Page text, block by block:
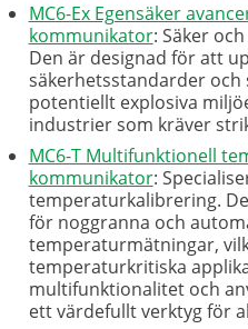
MC6-Ex Egensäker
kommunikator: Säker
Den är designad för att
säkerhetsstandarder och
potentiellt explosiva
industrier som kräver
MC6-T Multifunktionell
kommunikator:
temperaturkalibrering.
för noggranna och
temperaturmätningar,
temperaturkritiska
multifunktionalitet och
ett värdefullt verktyg för